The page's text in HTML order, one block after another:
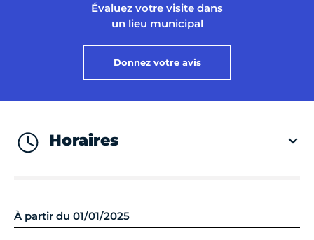
Évaluez votre visite dans
un lieu municipal
Donnez votre avis
Horaires
À partir du 01/01/2025